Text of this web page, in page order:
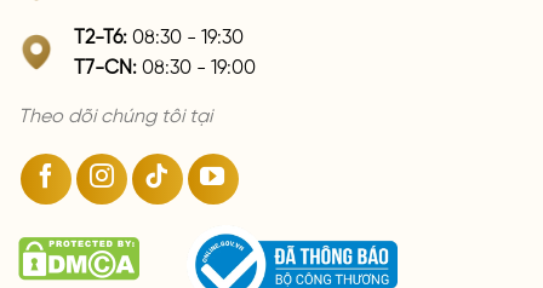
T2-T6: 08:30 - 19:30
T7-CN: 08:30 - 19:00
Theo dõi chúng tôi tại